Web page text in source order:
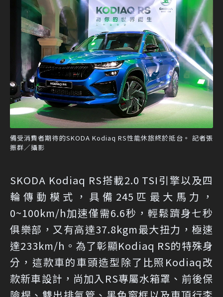
備受消費者期待的SKODA Kodiaq RS性能休旅終於抵台。 記者張
振群／攝影
SKODA Kodiaq RS搭載2.0 TSI引擎以及四
輪傳動模式，具備245匹最大馬力，
0~100km/h加速僅需6.6秒，輕鬆躋身七秒
俱樂部，又有高達37.8kgm最大扭力，極速
達233km/h。為了彰顯Kodiaq RS的特殊身
分，這款車的車頭造型除了比照Kodiaq改
款新車設計，尚加入RS專屬水箱罩、前後保